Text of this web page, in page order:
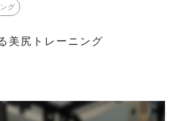
グ
美尻トレーニング